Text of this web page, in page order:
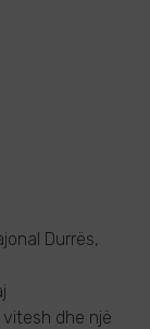
Durrës,
dhe një